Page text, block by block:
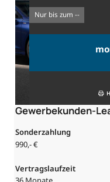
nur bis zum --
Gewerbekunden-
Sonderzahlung
990,- €
Vertragslaufzeit